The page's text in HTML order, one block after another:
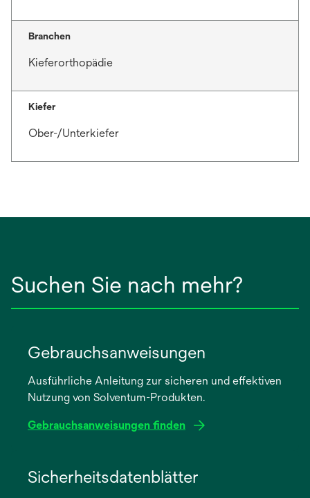
Branchen
Kieferorthopädie
Kiefer
Ober-/Unterkiefer
Suchen Sie nach mehr?
Gebrauchsanweisungen
Ausführliche Anleitung zur sicheren und effektiven
Nutzung von Solventum-Produkten.
Gebrauchsanweisungen finden
Sicherheitsdatenblätter